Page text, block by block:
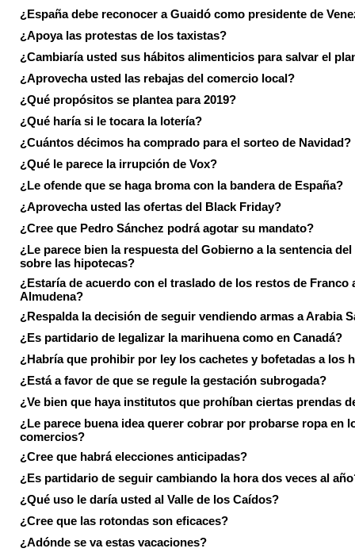
¿España debe reconocer a Guaidó como presidente de
¿Apoya las protestas de los taxistas?
¿Cambiaría usted sus hábitos alimenticios para salvar el
¿Aprovecha usted las rebajas del comercio local?
¿Qué propósitos se plantea para 2019?
¿Qué haría si le tocara la lotería?
¿Cuántos décimos ha comprado para el sorteo de Navidad?
¿Qué le parece la irrupción de Vox?
¿Le ofende que se haga broma con la bandera de España?
¿Aprovecha usted las ofertas del Black Friday?
¿Cree que Pedro Sánchez podrá agotar su mandato?
¿Le parece bien la respuesta del Gobierno a la sentencia
sobre las hipotecas?
¿Estaría de acuerdo con el traslado de los restos de Franco
Almudena?
¿Respalda la decisión de seguir vendiendo armas a Arabia
¿Es partidario de legalizar la marihuena como en Canadá?
¿Habría que prohibir por ley los cachetes y bofetadas a los
¿Está a favor de que se regule la gestación subrogada?
¿Ve bien que haya institutos que prohíban ciertas prendas
¿Le parece buena idea querer cobrar por probarse ropa en
comercios?
¿Cree que habrá elecciones anticipadas?
¿Es partidario de seguir cambiando la hora dos veces al
¿Qué uso le daría usted al Valle de los Caídos?
¿Cree que las rotondas son eficaces?
¿Adónde se va estas vacaciones?